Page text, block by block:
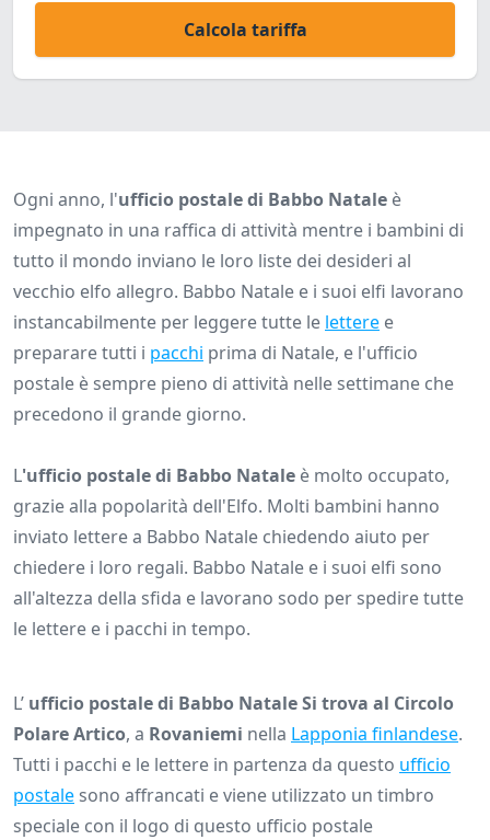
Calcola tariffa
Ogni anno, l'ufficio postale di Babbo Natale è
impegnato in una raffica di attività mentre i bambini di
tutto il mondo inviano le loro liste dei desideri al
vecchio elfo allegro. Babbo Natale e i suoi elfi lavorano
instancabilmente per leggere tutte le lettere e
preparare tutti i pacchi prima di Natale, e l'ufficio
postale è sempre pieno di attività nelle settimane che
precedono il grande giorno.
L'ufficio postale di Babbo Natale è molto occupato,
grazie alla popolarità dell'Elfo. Molti bambini hanno
inviato lettere a Babbo Natale chiedendo aiuto per
chiedere i loro regali. Babbo Natale e i suoi elfi sono
all'altezza della sfida e lavorano sodo per spedire tutte
le lettere e i pacchi in tempo.
L’ ufficio postale di Babbo Natale Si trova al Circolo
Polare Artico, a Rovaniemi nella Lapponia finlandese.
Tutti i pacchi e le lettere in partenza da questo ufficio
postale sono affrancati e viene utilizzato un timbro
speciale con il logo di questo ufficio postale